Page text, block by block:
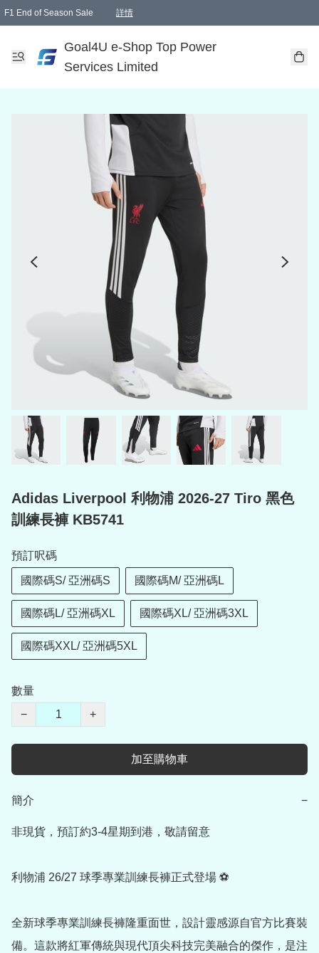
F1 End of Season Sale 詳情
Goal4U e-Shop Top Power
Services Limited
Adidas Liverpool 利物浦 2026-27 Tiro 黑色
訓練長褲 KB5741
預訂呎碼
國際碼S/ 亞洲碼S 國際碼M/ 亞洲碼L
國際碼L/ 亞洲碼XL 國際碼XL/ 亞洲碼3XL
國際碼XXL/ 亞洲碼5XL
數量
−
+
加至購物車
簡介 −
非現貨，預訂約3-4星期到港，敬請留意
利物浦 26/27 球季專業訓練長褲正式登場 ⚽
全新球季專業訓練長褲隆重面世，設計靈感源自官方比賽裝
備。這款將紅軍傳統與現代頂尖科技完美融合的傑作，是注